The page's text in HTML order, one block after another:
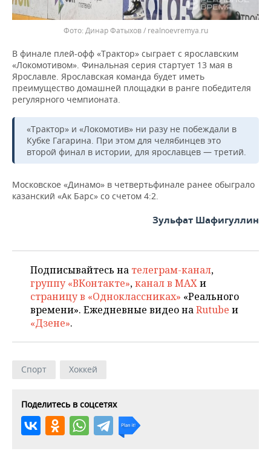
Динар Фатыхов / realnoevremya.ru
В финале плей-офф «Трактор» сыграет с ярославским
«Локомотивом». Финальная серия стартует 13 мая в
Ярославле. Ярославская команда будет иметь
преимущество домашней площадки в ранге победителя
регулярного чемпионата.
«Трактор» и «Локомотив» ни разу не побеждали в
Кубке Гагарина. При этом для челябинцев это
второй финал в истории, для ярославцев — третий.
Московское «Динамо» в четвертьфинале ранее обыграло
казанский «Ак Барс» со счетом 4:2.
Зульфат Шафигуллин
Подписывайтесь на телеграм-канал,
группу «ВКонтакте»,канал в MAXи
страницу в «Одноклассниках» «Реального
времени». Ежедневные видео наRutube и
«Дзене».
Спорт Хоккей
Поделитесь в соцсетях